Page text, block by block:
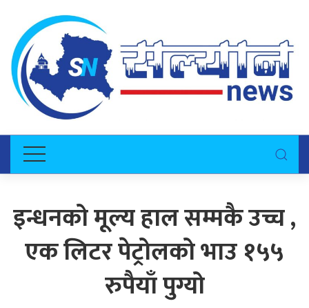
इन्धनको मूल्य हाल सम्मकै उच्च ,
एक लिटर पेट्रोलको भाउ १५५
रुपैयाँ पुग्यो